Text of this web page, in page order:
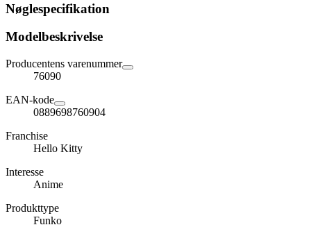
Nøglespecifikation
Modelbeskrivelse
Producentens varenummer
76090
EAN-kode
0889698760904
Franchise
Hello Kitty
Interesse
Anime
Produkttype
Funko